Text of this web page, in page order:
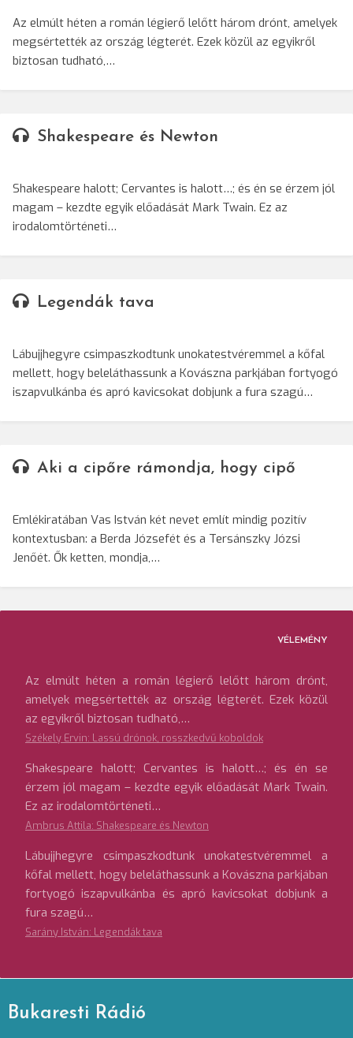
Az elmúlt héten a román légierő lelőtt három drónt, amelyek
megsértették az ország légterét. Ezek közül az egyikről
biztosan tudható,…
Shakespeare és Newton
Shakespeare halott; Cervantes is halott…; és én se érzem jól
magam – kezdte egyik előadását Mark Twain. Ez az
irodalomtörténeti…
Legendák tava
Lábujjhegyre csimpaszkodtunk unokatestvéremmel a kőfal
mellett, hogy beleláthassunk a Kovászna parkjában fortyogó
iszapvulkánba és apró kavicsokat dobjunk a fura szagú…
Aki a cipőre rámondja, hogy cipő
Emlékiratában Vas István két nevet említ mindig pozitív
kontextusban: a Berda Józsefét és a Tersánszky Józsi
Jenőét. Ők ketten, mondja,…
VÉLEMÉNY
Az elmúlt héten a román légierő lelőtt három drónt,
amelyek megsértették az ország légterét. Ezek közül
az egyikről biztosan tudható,…
Székely Ervin: Lassú drónok, rosszkedvű koboldok
Shakespeare halott; Cervantes is halott…; és én se
érzem jól magam – kezdte egyik előadását Mark Twain.
Ez az irodalomtörténeti…
Ambrus Attila: Shakespeare és Newton
Lábujjhegyre csimpaszkodtunk unokatestvéremmel a
kőfal mellett, hogy beleláthassunk a Kovászna parkjában
fortyogó iszapvulkánba és apró kavicsokat dobjunk a
fura szagú…
Sarány István: Legendák tava
Bukaresti Rádió